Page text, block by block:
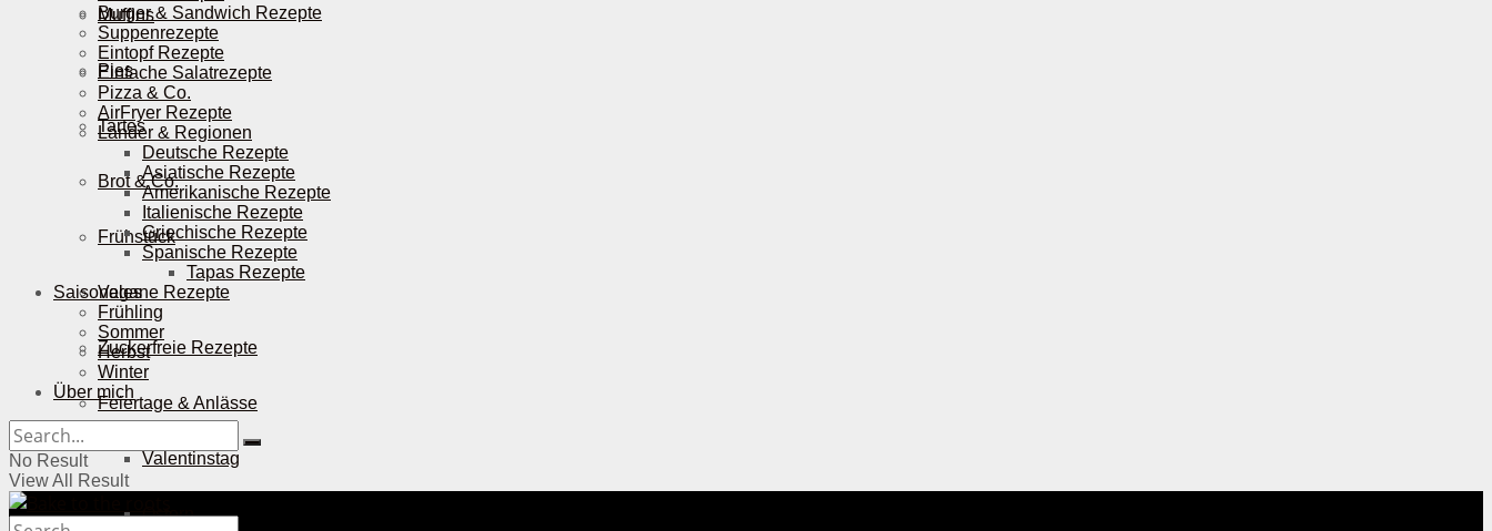
Muffins
Pies
Tartes
Brot & Co.
Frühstück
Vegane Rezepte
Zuckerfreie Rezepte
Feiertage & Anlässe
Valentinstag
Ostern
Burger & Sandwich Rezepte
Suppenrezepte
Eintopf Rezepte
Einfache Salatrezepte
Pizza & Co.
AirFryer Rezepte
Länder & Regionen
Deutsche Rezepte
Asiatische Rezepte
Amerikanische Rezepte
Italienische Rezepte
Griechische Rezepte
Spanische Rezepte
Tapas Rezepte
Saisonales
Frühling
Sommer
Herbst
Winter
Über mich
No Result
View All Result